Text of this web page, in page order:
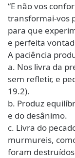
“E não vos
transformai-vos
para que
e perfeita
A paciência
a. Nos livra da
sem refletir, e
19.2).
b. Produz
e do desânimo.
c. Livra do
murmureis,
foram